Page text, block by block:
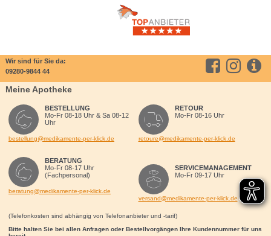
Wir sind für Sie da:
09280-9844 44
Meine Apotheke
BESTELLUNG
Mo-Fr 08-18 Uhr & Sa 08-12
Uhr
bestellung@medikamente-per-klick.de
BERATUNG
Mo-Fr 08-17 Uhr
(Fachpersonal)
beratung@medikamente-per-klick.de
RETOUR
Mo-Fr 08-16 Uhr
retoure@medikamente-per-klick.de
SERVICEMANAGEMENT
Mo-Fr 09-17 Uhr
versand@medikamente-per-klick.de
(Telefonkosten sind abhängig von Telefonanbieter und -tarif)
Bitte halten Sie bei allen Anfragen oder Bestellvorgängen Ihre Kundennummer für uns